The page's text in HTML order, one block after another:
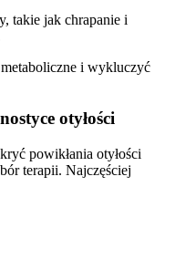
takie jak chrapanie i
i wykluczyć
otyłości
powikłania otyłości
terapii. Najczęściej